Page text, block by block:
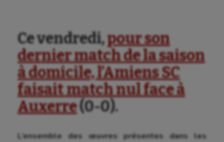
Ce vendredi,pour son
dernier match de la saison
à domicile, l’Amiens SC
faisait match nul face à
Auxerre(0-0).
L’ensemble des œuvres présentes dans les